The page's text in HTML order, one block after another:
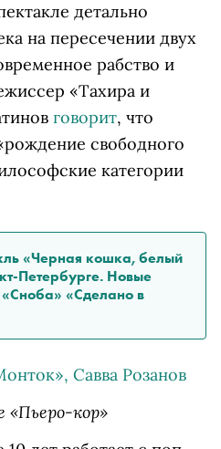
детально
на пересечении двух
рабство и
«Тахира и
говорит, что
свободного
категории
«Черная кошка, белый
Петербурге. Новые
«Сделано в
Савва Розанов
кор»